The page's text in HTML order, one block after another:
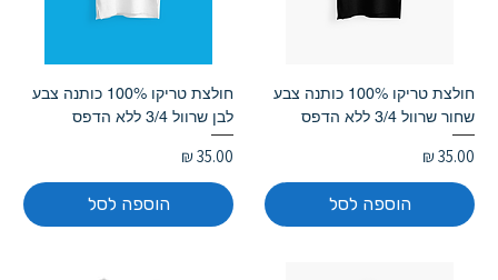
חולצת טריקו 100% כותנה צבע
שחור שרוול 3/4 ללא הדפס
מחיר
הוספה לסל
חולצת טריקו 100% כותנה צבע
לבן שרוול 3/4 ללא הדפס
מחיר
הוספה לסל